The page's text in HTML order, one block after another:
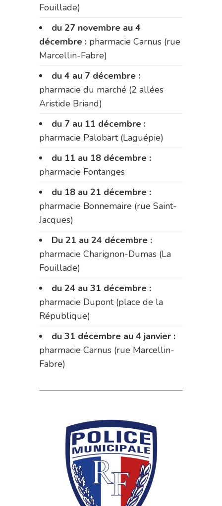
Fouillade)
du 27 novembre au 4
décembre : pharmacie Carnus (rue
Marcellin-Fabre)
du 4 au 7 décembre :
pharmacie du marché (2 allées
Aristide Briand)
du 7 au 11 décembre :
pharmacie Palobart (Laguépie)
du 11 au 18 décembre :
pharmacie Fontanges
du 18 au 21 décembre :
pharmacie Bonnemaire (rue Saint-
Jacques)
Du 21 au 24 décembre :
pharmacie Charignon-Dumas (La
Fouillade)
du 24 au 31 décembre :
pharmacie Dupont (place de la
République)
du 31 décembre au 4 janvier :
pharmacie Carnus (rue Marcellin-
Fabre)